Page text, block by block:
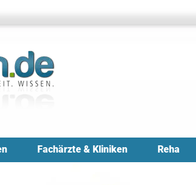
Fachärzte & Kliniken Reha